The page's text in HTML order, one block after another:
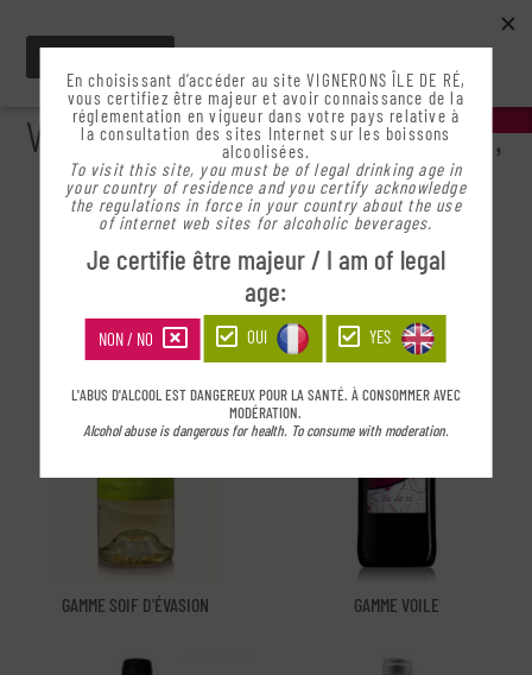
NEWSLETTER | JE
M'INSCRIS
VINS, PINEAU DES CHARENTES,
COGNAC & EFFERVESCENT...
GAMME SOIF D'ÉVASION GAMME VOILE
En choisissant d’accéder au site VIGNERONS ÎLE DE RÉ,
vous certifiez être majeur et avoir connaissance de la
réglementation en vigueur dans votre pays relative à
la consultation des sites Internet sur les boissons
alcoolisées.
To visit this site, you must be of legal drinking age in
your country of residence and you certify acknowledge
the regulations in force in your country about the use
of internet web sites for alcoholic beverages.
Je certifie être majeur / I am of legal
age:
NON / NO OUI YES
L'ABUS D'ALCOOL EST DANGEREUX POUR LA SANTÉ. À CONSOMMER AVEC
MODÉRATION.
Alcohol abuse is dangerous for health. To consume with moderation.